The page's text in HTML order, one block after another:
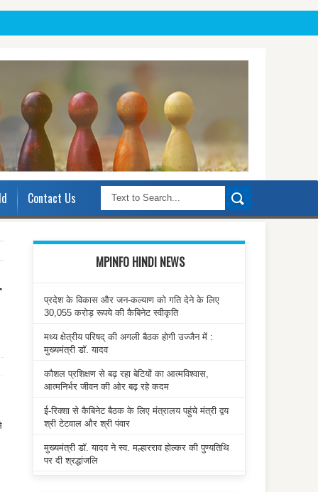
Contact Us
MPINFO HINDI NEWS
प्रदेश के विकास और जन-कल्याण को गति देने के लिए
30,055 करोड़ रूपये की कैबिनेट स्वीकृति
मध्य क्षेत्रीय परिषद् की अगली बैठक होगी उज्जैन में :
मुख्यमंत्री डॉ. यादव
कौशल प्रशिक्षण से बढ़ रहा बेटियों का आत्मविश्वास,
आत्मनिर्भर जीवन की ओर बढ़ रहे कदम
ई-रिक्शा से कैबिनेट बैठक के लिए मंत्रालय पहुंचे मंत्री द्वय
श्री टेटवाल और श्री पंवार
मुख्यमंत्री डॉ. यादव ने स्व. मल्हारराव होल्कर की पुण्यतिथि
पर दी श्रद्धांजलि